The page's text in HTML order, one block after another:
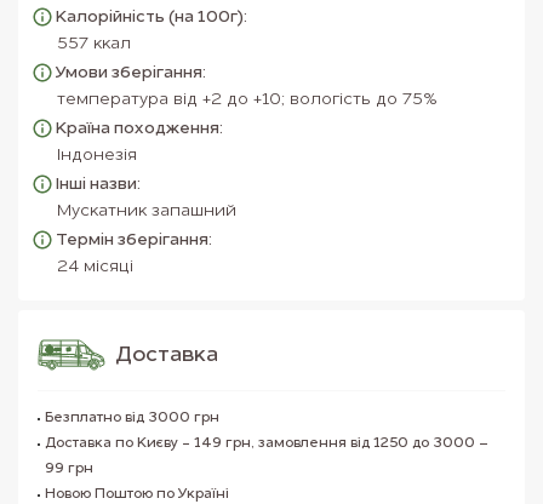
Калорійність (на 100г):
557 ккал
Умови зберігання:
температура від +2 до +10; вологість до 75%
Країна походження:
Індонезія
Інші назви:
Мускатник запашний
Термін зберігання:
24 місяці
Доставка
Безплатно від 3000 грн
Доставка по Києву - 149 грн, замовлення від 1250 до 3000 –
99 грн
Новою Поштою по Україні